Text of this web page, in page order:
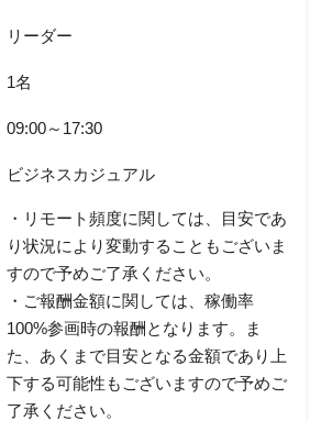
リーダー
1名
09:00～17:30
ビジネスカジュアル
・リモート頻度に関しては、目安であ
り状況により変動することもございま
すので予めご了承ください。
・ご報酬金額に関しては、稼働率
100%参画時の報酬となります。ま
た、あくまで目安となる金額であり上
下する可能性もございますので予めご
了承ください。